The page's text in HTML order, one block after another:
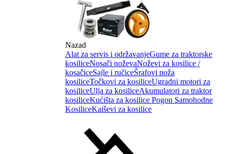
Nazad
Alat za servis i održavanjeGume za traktorske
kosiliceNosači noževaNoževi za kosilice /
kosačiceSajle i ručiceŠrafovi noža
kosiliceTočkovi za kosiliceUgradni motori za
kosiliceUlja za kosiliceAkumulatori za traktor
kosiliceKućišta za kosilice Pogon Samohodne
KosiliceKaiševi za kosilice